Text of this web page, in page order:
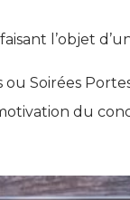
l’objet
Soirées
du